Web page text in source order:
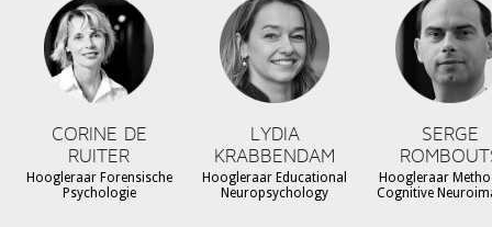
CORINE DE
RUITER
Hoogleraar Forensische
Psychologie
LYDIA
KRABBENDAM
Hoogleraar Educational
Neuropsychology
SERGE
Hoogleraar
Cognitive